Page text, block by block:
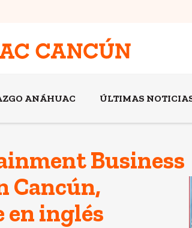
ANÁHUAC ÚLTIMAS
Business
Cancún,
en inglés